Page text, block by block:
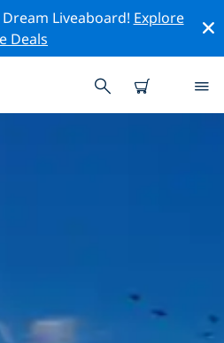
Dream Liveaboard! Explore
Deals